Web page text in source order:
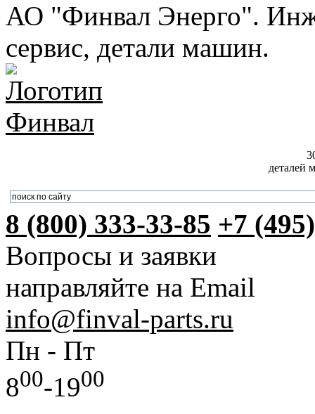
АО "Финвал Энерго".
сервис, детали машин.
деталей
8 (800) 333-33-85 +7
Вопросы и заявки
направляйте на Email
info@finval-parts.ru
Пн - Пт
800-1900